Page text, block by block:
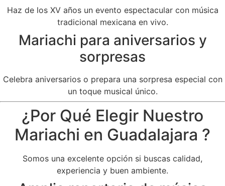
Haz de los XV años un evento espectacular con música
tradicional mexicana en vivo.
Mariachi para aniversarios y
sorpresas
Celebra aniversarios o prepara una sorpresa especial con
un toque musical único.
¿Por Qué Elegir Nuestro
Mariachi en Guadalajara ?
Somos una excelente opción si buscas calidad,
experiencia y buen ambiente.